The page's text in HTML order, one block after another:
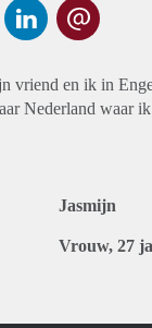
vriend en ik in
Nederland waar
Jasmijn
Vrouw, 27